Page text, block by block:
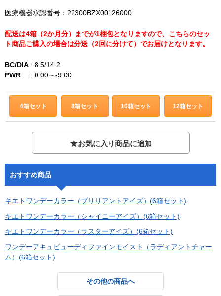
医療機器承認番号：22300BZX00126000
配送は4箱（2か月分）までが1梱包となりますので、こちらのセッ
ト商品ご購入の場合は分送（2回に分けて）でお届けとなります。
BC/DIA : 8.5/14.2
PWR
: 0.00～-9.00
4箱セット 8箱セット 10箱セット 12箱セット
★お気に入り商品に追加
おすすめ商品
キエトワンデーカラー（ブリリアントアイズ）(6箱セット)
キエトワンデーカラー（シャイニーアイズ）(6箱セット)
キエトワンデーカラー（ラスターアイズ）(6箱セット)
ワンデーアキュビューディファインモイスト（ラディアントチャー
ム）(6箱セット)
その他の商品へ